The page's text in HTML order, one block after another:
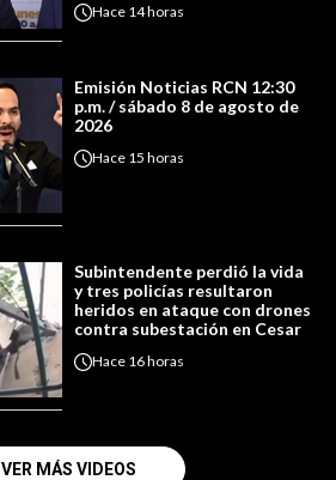
Hace 14 horas
Emisión Noticias RCN 12:30
p.m. / sábado 8 de agosto de
2026
Hace 15 horas
Subintendente perdió la vida
y tres policías resultaron
heridos en ataque con drones
contra subestación en Cesar
Hace 16 horas
VER MÁS VIDEOS